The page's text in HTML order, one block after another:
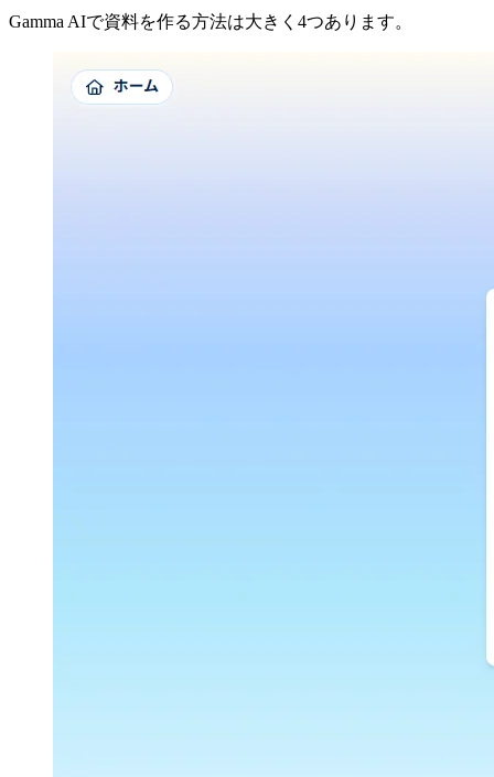
Gamma AIで資料を作る方法は大きく4つあります。